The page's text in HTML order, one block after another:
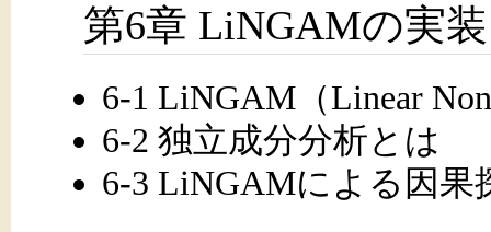
第6章 LiNGAMの実装
6-1 LiNGAM（Linear
6-2 独立成分分析とは
6-3 LiNGAMによる因果